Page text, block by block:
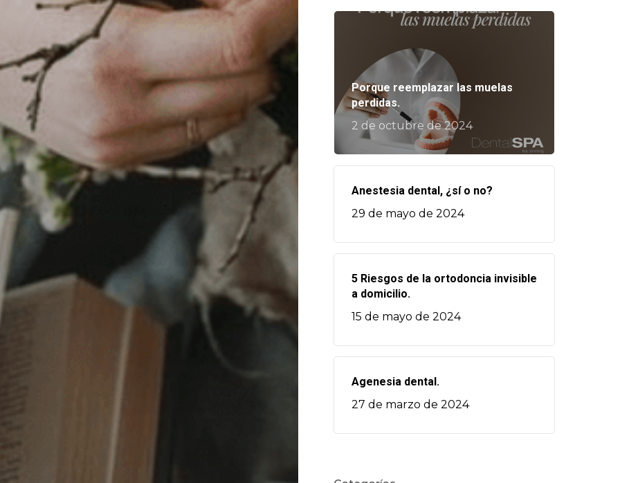
Porque reemplazar las muelas
perdidas.
2 de octubre de 2024
Anestesia dental, ¿sí o no?
29 de mayo de 2024
5 Riesgos de la ortodoncia invisible
a domicilio.
15 de mayo de 2024
Agenesia dental.
27 de marzo de 2024